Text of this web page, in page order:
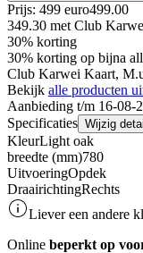
Prijs: 499 euro499.00
349.30 met Club
30% korting
30% korting op bijna
Club Karwei Kaart,
Bekijk alle producten
Aanbieding t/m 16-08-
Specificaties Wijzig
KleurLight oak
breedte (mm)780
UitvoeringOpdek
DraairichtingRechts
Liever een andere
Online beperkt op